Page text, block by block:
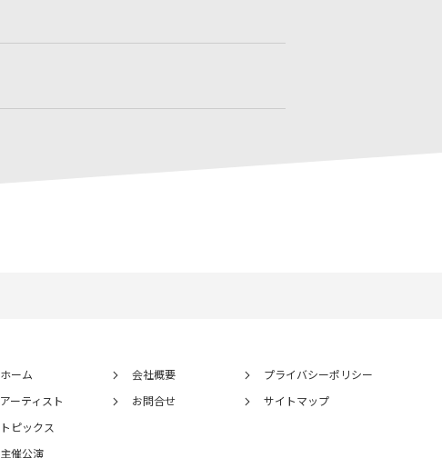
ホーム
アーティスト
トピックス
主催公演
会社概要
お問合せ
プライバシーポリシー
サイトマップ